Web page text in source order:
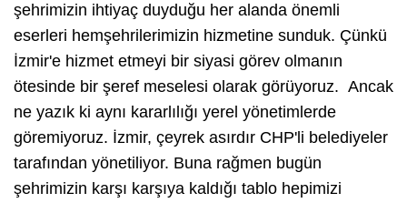
şehrimizin ihtiyaç duyduğu her alanda önemli
eserleri hemşehrilerimizin hizmetine sunduk. Çünkü
İzmir'e hizmet etmeyi bir siyasi görev olmanın
ötesinde bir şeref meselesi olarak görüyoruz. Ancak
ne yazık ki aynı kararlılığı yerel yönetimlerde
göremiyoruz. İzmir, çeyrek asırdır CHP'li belediyeler
tarafından yönetiliyor. Buna rağmen bugün
şehrimizin karşı karşıya kaldığı tablo hepimizi